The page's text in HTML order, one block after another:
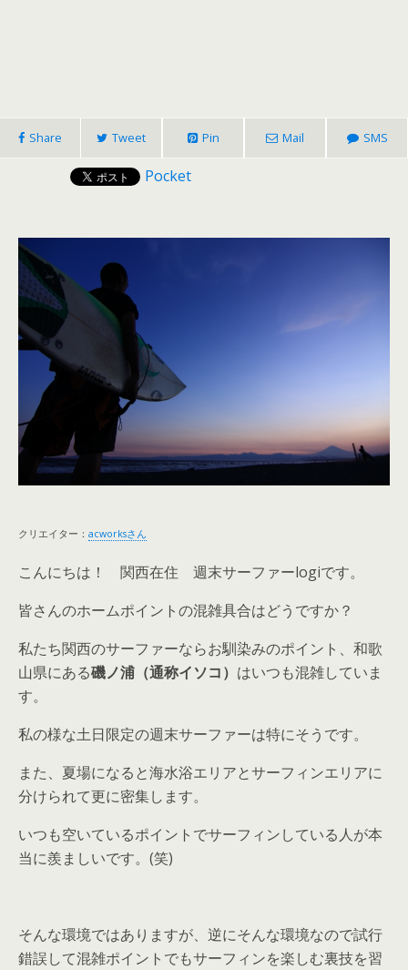
Share Tweet Pin Mail SMS
Pocket
クリエイター： acworksさん
こんにちは！ 関西在住 週末サーファーlogiです。
皆さんのホームポイントの混雑具合はどうですか？
私たち関西のサーファーならお馴染みのポイント、和歌
山県にある磯ノ浦（通称イソコ） はいつも混雑していま
す。
私の様な土日限定の週末サーファーは特にそうです。
また、夏場になると海水浴エリアとサーフィンエリアに
分けられて更に密集します。
いつも空いているポイントでサーフィンしている人が本
当に羨ましいです。(笑)
そんな環境ではありますが、逆にそんな環境なので試行
錯誤して混雑ポイントでもサーフィンを楽しむ裏技を習